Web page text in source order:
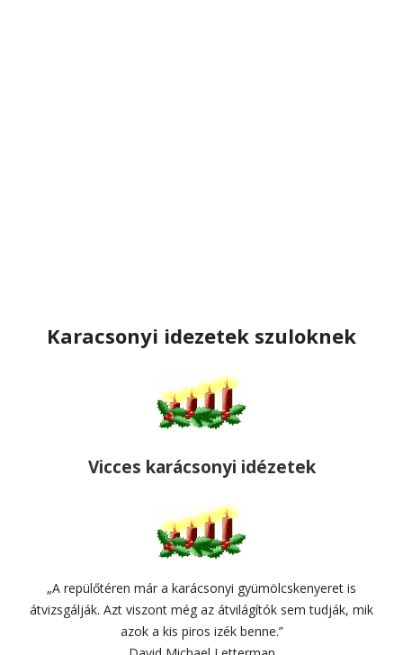
Karacsonyi idezetek szuloknek
Vicces karácsonyi idézetek
„A repülőtéren már a karácsonyi gyümölcskenyeret is
átvizsgálják. Azt viszont még az átvilágítók sem tudják, mik
azok a kis piros izék benne.”